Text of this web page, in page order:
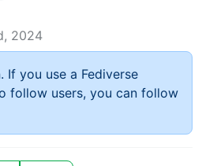
2024
If you use a Fediverse
follow users, you can follow